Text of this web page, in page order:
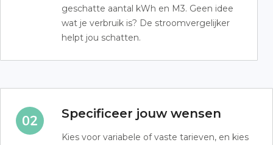
geschatte aantal kWh en M3. Geen idee
wat je verbruik is? De stroomvergelijker
helpt jou schatten.
Specificeer jouw wensen
Kies voor variabele of vaste tarieven, en kies